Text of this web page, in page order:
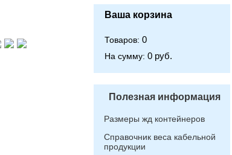
Ваша корзина
Товаров: 0
На сумму: 0 руб.
Полезная информация
Размеры жд контейнеров
Справочник веса кабельной
продукции